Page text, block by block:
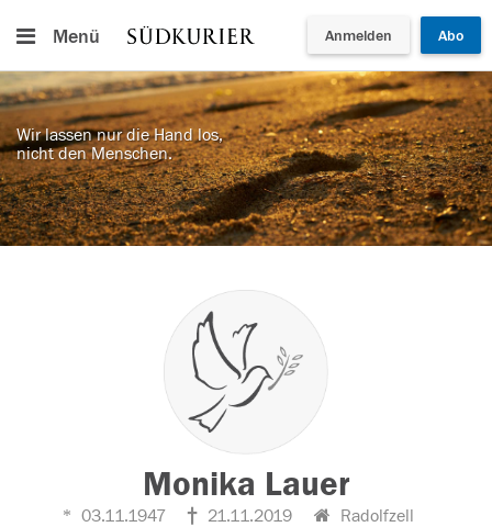
Menü Anmelden Abo
Wir lassen nur die Hand los,
nicht den Menschen.
Monika Lauer
03.11.1947 21.11.2019 Radolfzell